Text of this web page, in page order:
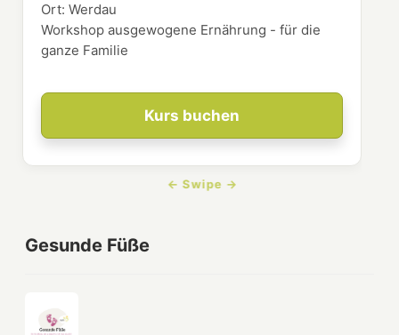
Kurs buchen
Ort:Werdau
Workshop ausgewogene Ernährung - für die
ganze Familie
Gesunde Füße